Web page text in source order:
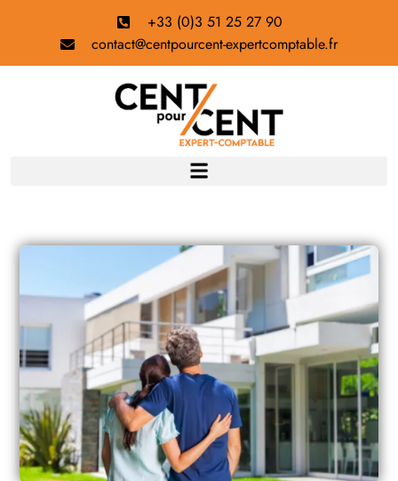
+33 (0)3 51 25 27 90
contact@centpourcent-expertcomptable.fr